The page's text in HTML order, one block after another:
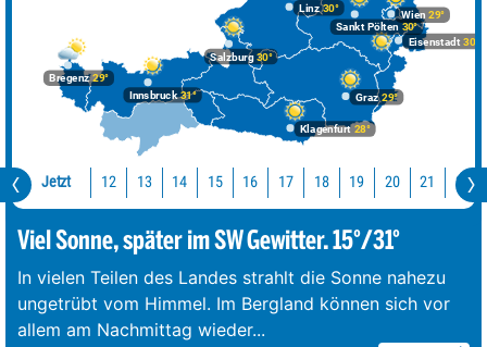
Bregenz29°
Graz29°
Innsbruck31°
Klagenfurt 28°
Linz30°
Salzburg30°
Wien 29°
Eisenstadt 30°
Sankt Pölten 30°
Jetzt 12 13 14 15 16 17 18 19 20 21 22
Viel Sonne, später im SW Gewitter. 15°/31°
In vielen Teilen des Landes strahlt die Sonne nahezu
ungetrübt vom Himmel. Im Bergland können sich vor
allem am Nachmittag wieder...